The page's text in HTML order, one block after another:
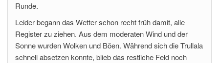
Runde.
Leider begann das Wetter schon recht früh damit, alle
Register zu ziehen. Aus dem moderaten Wind und der
Sonne wurden Wolken und Böen. Während sich die Trullala
schnell absetzen konnte, blieb das restliche Feld noch